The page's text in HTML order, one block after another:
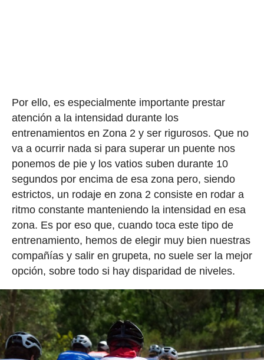
Por ello, es especialmente importante prestar
atención a la intensidad durante los
entrenamientos en Zona 2 y ser rigurosos. Que no
va a ocurrir nada si para superar un puente nos
ponemos de pie y los vatios suben durante 10
segundos por encima de esa zona pero, siendo
estrictos, un rodaje en zona 2 consiste en rodar a
ritmo constante manteniendo la intensidad en esa
zona. Es por eso que, cuando toca este tipo de
entrenamiento, hemos de elegir muy bien nuestras
compañías y salir en grupeta, no suele ser la mejor
opción, sobre todo si hay disparidad de niveles.